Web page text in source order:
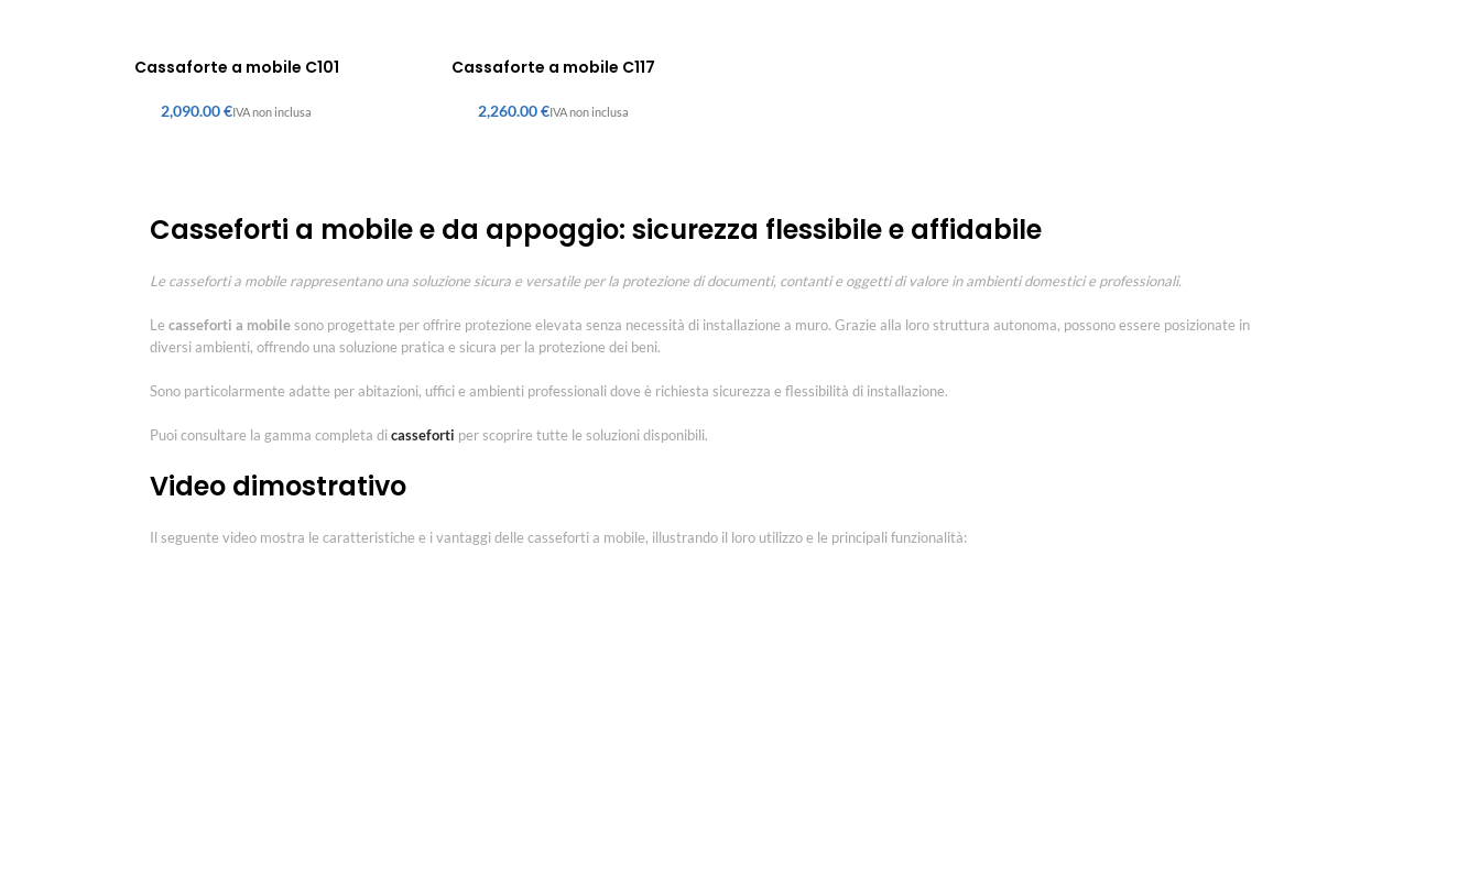
Cassaforte a mobile C101
€
Cassaforte a mobile C117
€
Casseforti a mobile e da appoggio: sicurezza flessibile e affidabile
Le casseforti a mobile rappresentano una soluzione sicura e versatile per la protezione di documenti, contanti e oggetti di valore in ambienti domestici e professionali.
Le casseforti a mobilesono progettate per offrire protezione elevata senza necessità di installazione a muro. Grazie alla loro struttura autonoma, possono essere posizionate in
diversi ambienti, offrendo una soluzione pratica e sicura per la protezione dei beni.
Sono particolarmente adatte per abitazioni, uffici e ambienti professionali dove è richiesta sicurezza e flessibilità di installazione.
Puoi consultare la gamma completa dicasseforti per scoprire tutte le soluzioni disponibili.
Video dimostrativo
Il seguente video mostra le caratteristiche e i vantaggi delle casseforti a mobile, illustrando il loro utilizzo e le principali funzionalità: